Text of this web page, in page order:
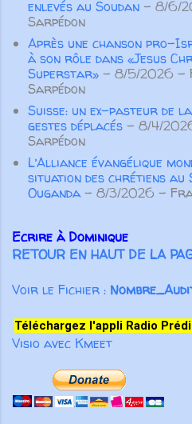
enlevés au Soudan - 8/6/
Sarpédon
Après une chanson pro-
à son rôle dans «Jesus
Superstar» - 8/5/2026 -
Sarpédon
Suisse: un ex-pasteur de
gestes déplacés - 8/4/
Sarpédon
L’Alliance évangélique
situation des chrétiens au
Ouganda - 8/3/2026 -
Ecrire à Dominique
RETOUR EN HAUT DE LA
Voir le Fichier :
Téléchargez l'appli Radio
Visio avec Kmeet